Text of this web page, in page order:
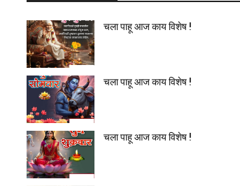
चला पाहू आज काय विशेष !
चला पाहू आज काय विशेष !
चला पाहू आज काय विशेष !